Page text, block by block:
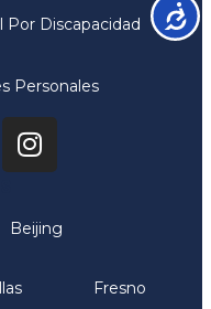
Por Discapacidad
Personales
Beijing
Fresno